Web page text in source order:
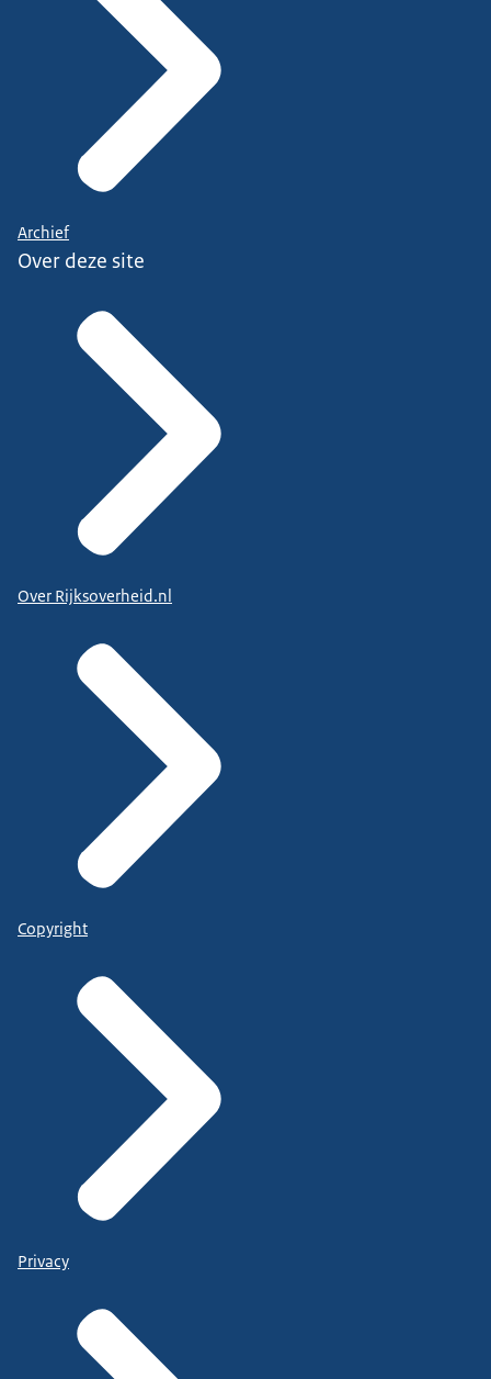
Archief
Over deze site
Over Rijksoverheid.nl
Copyright
Privacy